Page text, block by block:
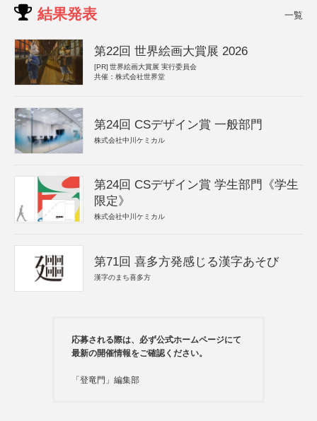
結果発表 一覧
第22回 世界絵画大賞展 2026
[PR] 世界絵画大賞展 実行委員会
共催：株式会社世界堂
第24回 CSデザイン賞 一般部門
株式会社中川ケミカル
第24回 CSデザイン賞 学生部門《学生
限定》
株式会社中川ケミカル
第71回 喜多方発感じる漢字あそび
漢字のまち喜多方
応募される際は、必ず公式ホームページにて
最新の開催情報をご確認ください。
「登竜門」編集部